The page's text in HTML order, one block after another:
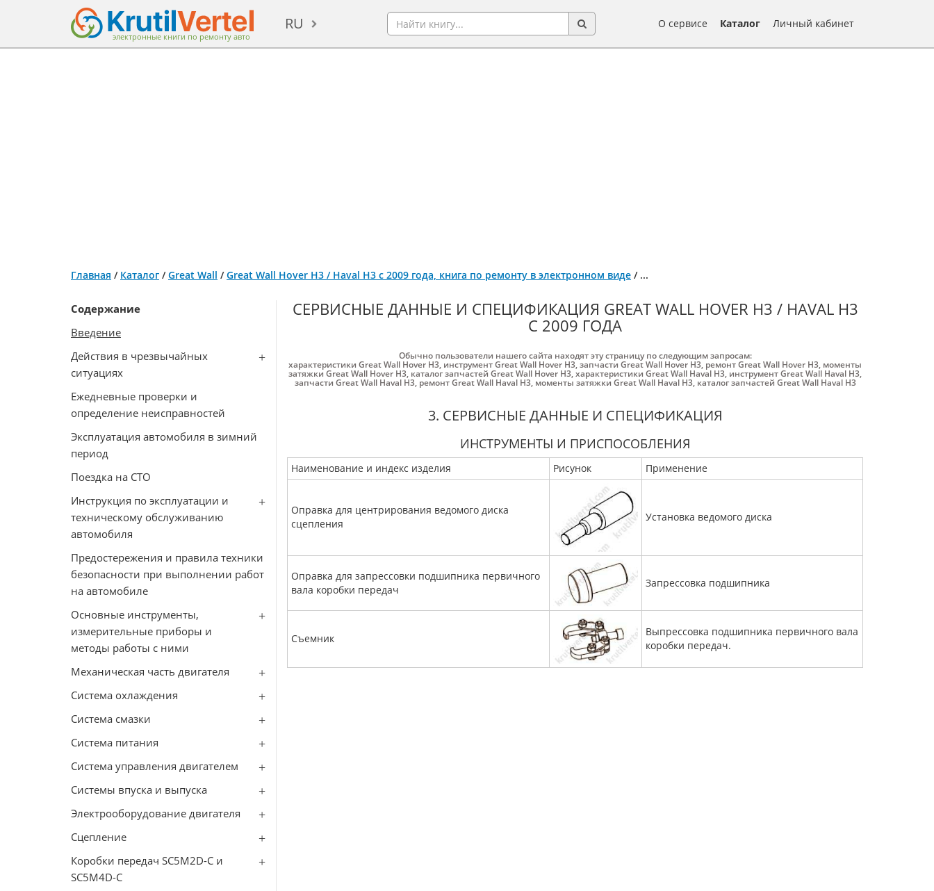
электронные книги по ремонту авто
RU О сервисе Каталог Личный кабинет
Главная / Каталог /Great Wall /Great Wall Hover H3 / Haval H3 с 2009 года, книга по ремонту в электронном виде / ...
Содержание
Введение
Действия в чрезвычайных
ситуациях
Ежедневные проверки и
определение неисправностей
Эксплуатация автомобиля в зимний
период
Поездка на СТО
Инструкция по эксплуатации и
техническому обслуживанию
автомобиля
Предостережения и правила техники
безопасности при выполнении работ
на автомобиле
Основные инструменты,
измерительные приборы и
методы работы с ними
Механическая часть двигателя
Система охлаждения
Система смазки
Система питания
Система управления двигателем
Системы впуска и выпуска
Электрооборудование двигателя
Сцепление
Коробки передач SC5M2D-C и
SC5M4D-C
СЕРВИСНЫЕ ДАННЫЕ И СПЕЦИФИКАЦИЯ GREAT WALL HOVER H3 / HAVAL H3
С 2009 ГОДА
Обычно пользователи нашего сайта находят эту страницу по следующим запросам:
характеристики Great Wall Hover H3, инструмент Great Wall Hover H3,запчасти Great Wall Hover H3, ремонт Great Wall Hover H3, моменты
затяжки Great Wall Hover H3, каталог запчастей Great Wall Hover H3,характеристики Great Wall Haval H3, инструмент Great Wall Haval H3,
запчасти Great Wall Haval H3, ремонт Great Wall Haval H3, моменты затяжки Great Wall Haval H3, каталог запчастей Great Wall Haval H3
3. СЕРВИСНЫЕ ДАННЫЕ И СПЕЦИФИКАЦИЯ
ИНСТРУМЕНТЫ И ПРИСПОСОБЛЕНИЯ
Наименование и индекс изделия Рисунок Применение
Оправка для центрирования ведомого диска
сцепления
Установка ведомого диска
Оправка для запрессовки подшипника первичного
вала коробки передач
Запрессовка подшипника
Съемник
Выпрессовка подшипника первичного вала
коробки передач.